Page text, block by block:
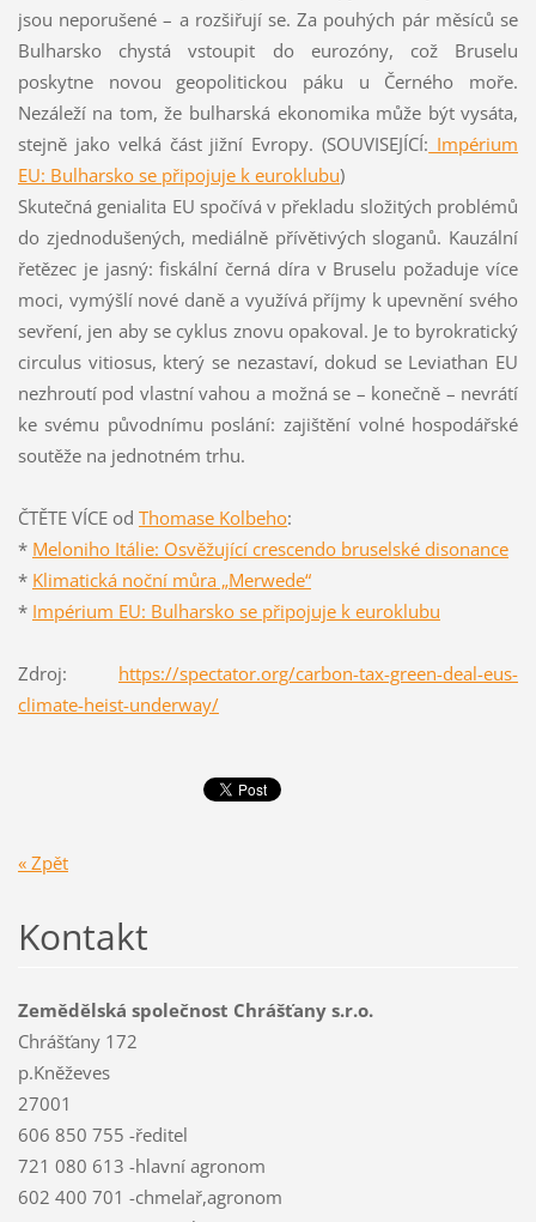
jsou neporušené – a rozšiřují se. Za pouhých pár měsíců se
Bulharsko chystá vstoupit do eurozóny, což Bruselu
poskytne novou geopolitickou páku u Černého moře.
Nezáleží na tom, že bulharská ekonomika může být vysáta,
stejně jako velká část jižní Evropy. (SOUVISEJÍCÍ: Impérium
EU: Bulharsko se připojuje k euroklubu)
Skutečná genialita EU spočívá v překladu složitých problémů
do zjednodušených, mediálně přívětivých sloganů. Kauzální
řetězec je jasný: fiskální černá díra v Bruselu požaduje více
moci, vymýšlí nové daně a využívá příjmy k upevnění svého
sevření, jen aby se cyklus znovu opakoval. Je to byrokratický
circulus vitiosus, který se nezastaví, dokud se Leviathan EU
nezhroutí pod vlastní vahou a možná se – konečně – nevrátí
ke svému původnímu poslání: zajištění volné hospodářské
soutěže na jednotném trhu.
ČTĚTE VÍCE od Thomase Kolbeho:
* Meloniho Itálie: Osvěžující crescendo bruselské disonance
* Klimatická noční můra „Merwede“
* Impérium EU: Bulharsko se připojuje k euroklubu
Zdroj: https://spectator.org/carbon-tax-green-deal-eus-
climate-heist-underway/
« Zpět
Kontakt
Zemědělská společnost Chrášťany s.r.o.
Chrášťany 172
p.Kněževes
27001
606 850 755 -ředitel
721 080 613 -hlavní agronom
602 400 701 -chmelař,agronom